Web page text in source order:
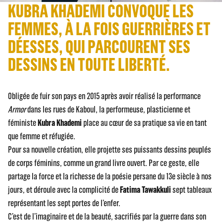
KUBRA KHADEMI CONVOQUE LES
FEMMES, À LA FOIS GUERRIÈRES ET
DÉESSES, QUI PARCOURENT SES
DESSINS EN TOUTE LIBERTÉ.
Obligée de fuir son pays en 2015 après avoir réalisé la performance
Armordans les rues de Kaboul, la performeuse, plasticienne et
féministeKubra Khademi place au cœur de sa pratique sa vie en tant
que femme et réfugiée.
Pour sa nouvelle création, elle projette ses puissants dessins peuplés
de corps féminins, comme un grand livre ouvert. Par ce geste, elle
partage la force et la richesse de la poésie persane du 13e siècle à nos
jours, et déroule avec la complicité deFatima Tawakkulisept tableaux
représentant les sept portes de l’enfer.
C’est de l’imaginaire et de la beauté, sacrifiés par la guerre dans son